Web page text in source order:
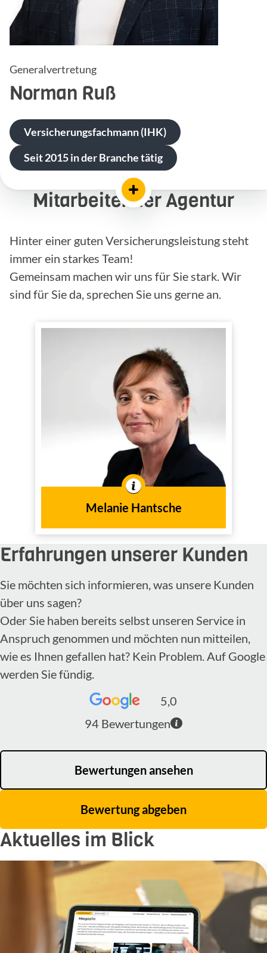
Generalvertretung
Norman Ruß
Versicherungsfachmann (IHK)
Seit 2015 in der Branche tätig
Mitarbeiter der Agentur
Hinter einer guten Versicherungsleistung steht
immer ein starkes Team!
Gemeinsam machen wir uns für Sie stark. Wir
sind für Sie da, sprechen Sie uns gerne an.
Melanie Hantsche
Melanie Hantsche
Tätig im
Innen- und
Außendienst
In der Branche tätig seit
dem Jahr
2017
Erfahrungen unserer Kunden
Sie möchten sich informieren, was unsere Kunden
über uns sagen?
Oder Sie haben bereits selbst unseren Service in
Anspruch genommen und möchten nun mitteilen,
wie es Ihnen gefallen hat? Kein Problem. Auf Google
werden Sie fündig.
5,0
94 Bewertungen
Bewertungen ansehen
Bewertung abgeben
Aktuelles im Blick